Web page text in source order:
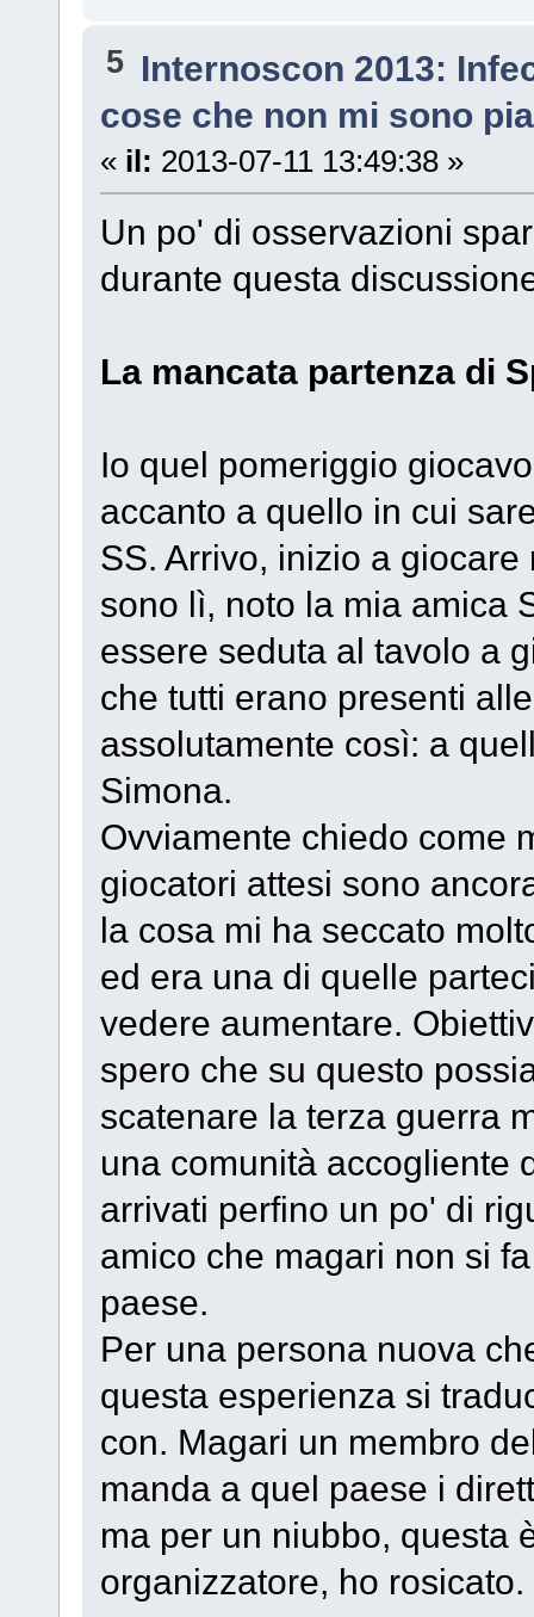
5 Internoscon 2013:
cose che non mi sono
« il: 2013-07-11 13:49:38 »
Un po' di osservazioni
durante questa
La mancata partenza di
Io quel pomeriggio
accanto a quello in cui
SS. Arrivo, inizio a
sono lì, noto la mia amica
essere seduta al tavolo a
che tutti erano presenti
assolutamente così: a
Simona.
Ovviamente chiedo come
giocatori attesi sono
la cosa mi ha seccato
ed era una di quelle
vedere aumentare.
spero che su questo
scatenare la terza guerra
una comunità accogliente
arrivati perfino un po' di
amico che magari non si
paese.
Per una persona nuova
questa esperienza si
con. Magari un membro
manda a quel paese i
ma per un niubbo, questa
organizzatore, ho rosicato.